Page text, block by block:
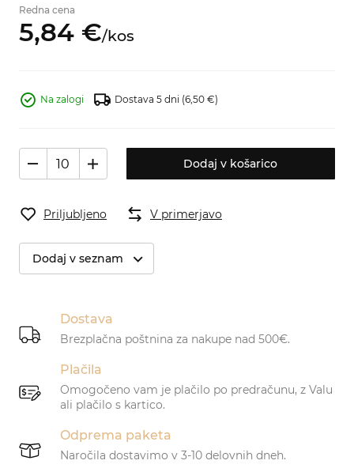
Redna cena
5,84 €/kos
Na zalogi Dostava 5 dni (6,50 €)
Dodaj v košarico
Priljubljeno V primerjavo
Dodaj v seznam
Dostava
Brezplačna poštnina za nakupe nad 500€.
Plačila
Omogočeno vam je plačilo po predračunu, z Valu
ali plačilo s kartico.
Odprema paketa
Naročila dostavimo v 3-10 delovnih dneh.